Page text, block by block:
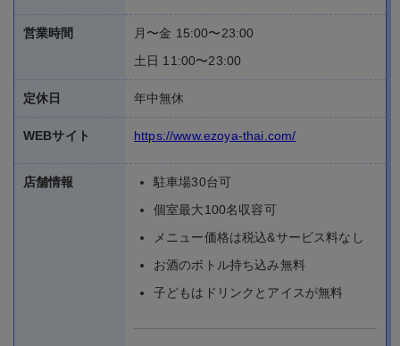
営業時間
月〜金 15:00〜23:00
土日 11:00〜23:00
定休日 年中無休
WEBサイト https://www.ezoya-thai.com/
店舗情報
駐車場30台可
個室最大100名収容可
メニュー価格は税込&サービス料なし
お酒のボトル持ち込み無料
子どもはドリンクとアイスが無料